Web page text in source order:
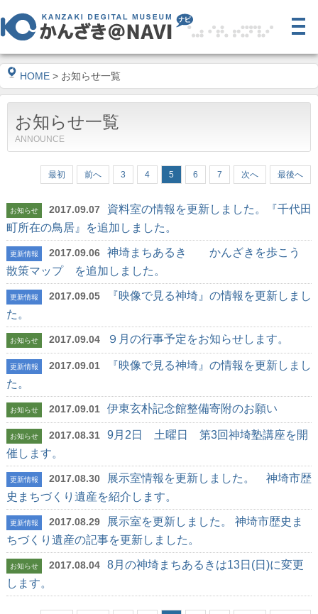
HOME > お知らせ一覧
お知らせ一覧
ANNOUNCE
最初 前へ 3 4 5 6 7 次へ 最後へ
お知らせ 2017.09.07
資料室の情報を更新しました。『千代田
町所在の鳥居』を追加しました。
更新情報 2017.09.06
神埼まちあるき かんざきを歩こう
散策マップ を追加しました。
更新情報 2017.09.05
『映像で見る神埼』の情報を更新しまし
た。
お知らせ 2017.09.04 ９月の行事予定をお知らせします。
更新情報 2017.09.01
『映像で見る神埼』の情報を更新しまし
た。
お知らせ 2017.09.01 伊東玄朴記念館整備寄附のお願い
お知らせ 2017.08.31
9月2日 土曜日 第3回神埼塾講座を開
催します。
更新情報 2017.08.30
展示室情報を更新しました。 神埼市歴
史まちづくり遺産を紹介します。
更新情報 2017.08.29
展示室を更新しました。 神埼市歴史ま
ちづくり遺産の記事を更新しました。
お知らせ 2017.08.04
8月の神埼まちあるきは13日(日)に変更
します。